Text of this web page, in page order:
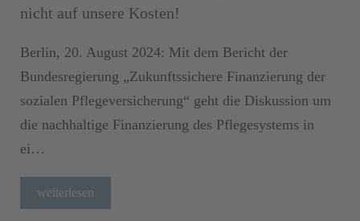
nicht auf unsere Kosten!
Berlin, 20. August 2024: Mit dem Bericht der
Bundesregierung „Zukunftssichere Finanzierung der
sozialen Pflegeversicherung“ geht die Diskussion um
die nachhaltige Finanzierung des Pflegesystems in
ei…
weiterlesen